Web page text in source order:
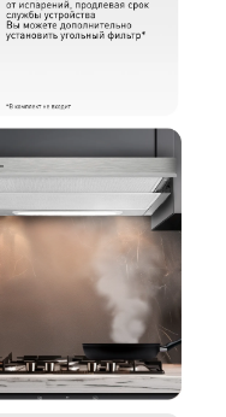
& Shtain K 002.61 S